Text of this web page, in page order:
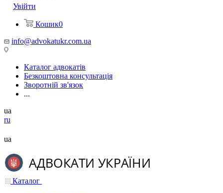
Увійти
Кошик0
info@advokatukr.com.ua
Каталог адвокатів
Безкоштовна консультація
Зворотній зв'язок
...
ua
ru
ua
Каталог